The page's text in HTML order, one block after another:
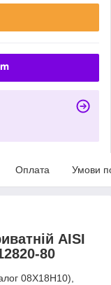
Оплата Умови
AISI
80
08Х18Н10),